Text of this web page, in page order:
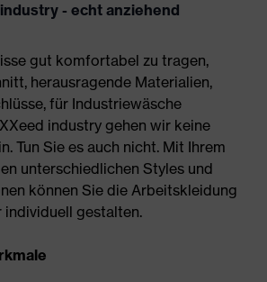
- echt anziehend
gut komfortabel zu tragen,
herausragende Materialien,
für Industriewäsche
industry gehen wir keine
Tun Sie es auch nicht. Mit Ihrem
unterschiedlichen Styles und
können Sie die Arbeitskleidung
gestalten.